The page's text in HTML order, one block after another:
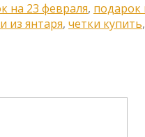
на 23 февраля, подарок
из янтаря, четки купить,